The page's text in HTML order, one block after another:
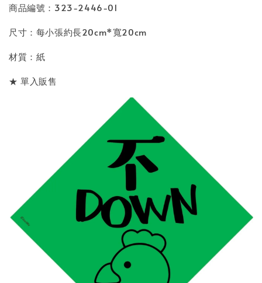
商品編號：323-2446-01
尺寸：每小張約長20cm*寬20cm
材質：紙
★ 單入販售